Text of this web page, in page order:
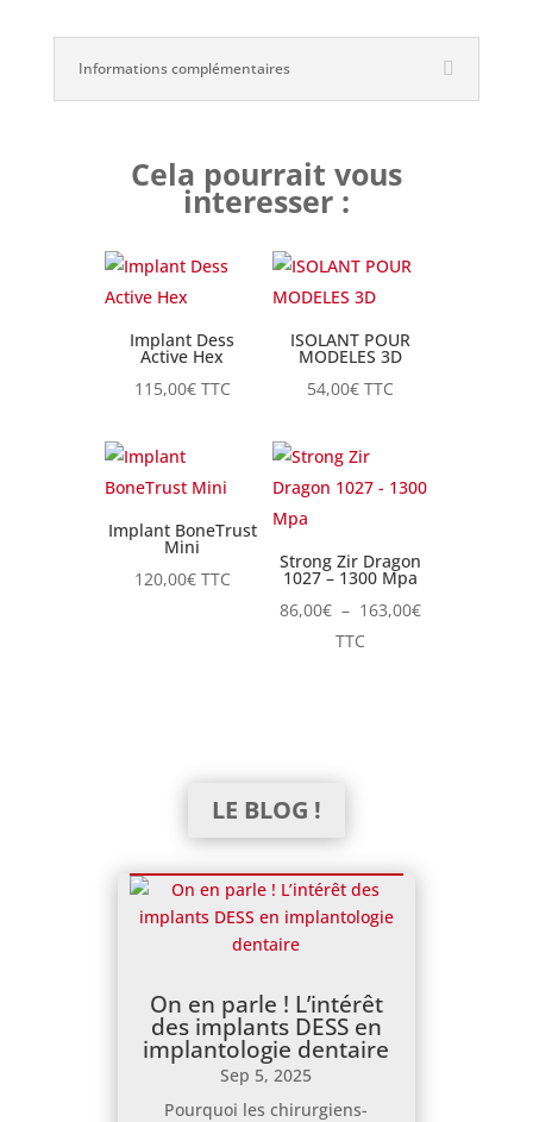
Informations complémentaires
Cela pourrait vous
interesser :
Implant Dess
Active Hex
115,00€ TTC
ISOLANT POUR
MODELES 3D
54,00€ TTC
Implant BoneTrust
Mini
120,00€ TTC
Strong Zir Dragon
1027 – 1300 Mpa
86,00€ – 163,00€Plage
TTC
LE BLOG !
On en parle ! L’intérêt
des implants DESS en
implantologie dentaire
Sep 5, 2025
Pourquoi les chirurgiens-